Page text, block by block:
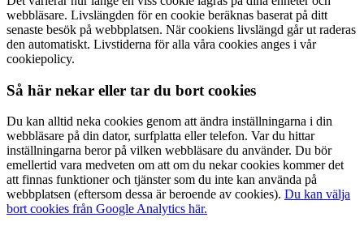
webbläsare. Livslängden för en cookie beräknas baserat på ditt
senaste besök på webbplatsen. När cookiens livslängd går ut raderas
den automatiskt. Livstiderna för alla våra cookies anges i vår
cookiepolicy.
Så här nekar eller tar du bort cookies
Du kan alltid neka cookies genom att ändra inställningarna i din
webbläsare på din dator, surfplatta eller telefon. Var du hittar
inställningarna beror på vilken webbläsare du använder. Du bör
emellertid vara medveten om att om du nekar cookies kommer det
att finnas funktioner och tjänster som du inte kan använda på
webbplatsen (eftersom dessa är beroende av cookies). Du kan välja
bort cookies från Google Analytics här.